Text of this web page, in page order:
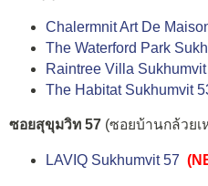
Chalermnit Art De
The Waterford Park
Raintree Villa
The Habitat Sukhumvit
ซอยสุขุมวิท 57 (ซอยบ้านกล้วยเ
LAVIQ Sukhumvit 57